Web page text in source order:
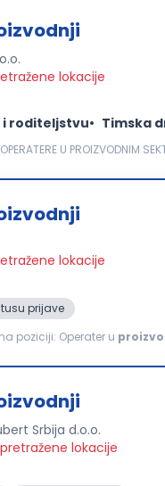
lokacije
i roditeljstvu
Timska
U PROIZVODNIM
lokacije
prijave
na poziciji: Operater u
Srbija d.o.o.
lokacije